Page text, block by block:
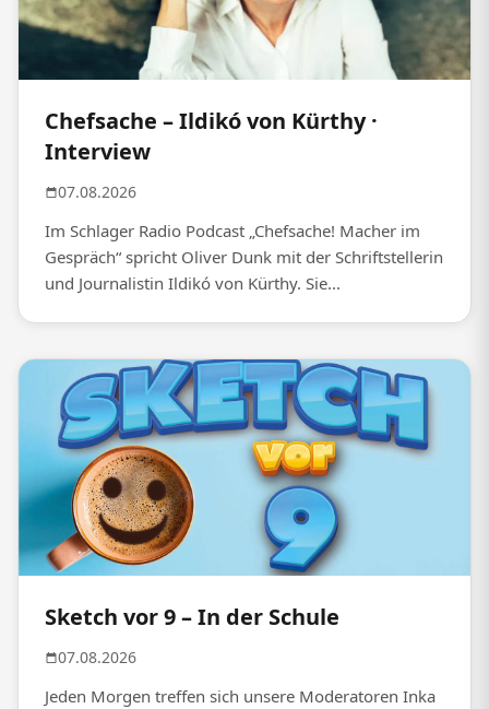
Chefsache – Ildikó von Kürthy ·
Interview
07.08.2026
Im Schlager Radio Podcast „Chefsache! Macher im
Gespräch“ spricht Oliver Dunk mit der Schriftstellerin
und Journalistin Ildikó von Kürthy. Sie...
Sketch vor 9 – In der Schule
07.08.2026
Jeden Morgen treffen sich unsere Moderatoren Inka